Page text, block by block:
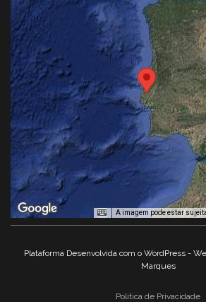
A imagem pode estar
Plataforma Desenvolvida com o WordPress -
Marques
Politica de Privacidade